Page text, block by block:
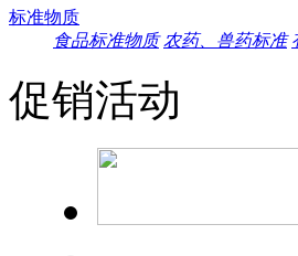
标准物质
食品标准物质 农药、兽药标准
促销活动